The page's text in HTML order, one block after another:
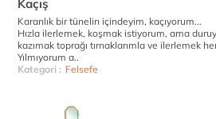
Kaçış
Karanlık bir tünelin içindeyim, kaçıyorum...
Hızla ilerlemek, koşmak istiyorum, ama
kazımak toprağı tırnaklarımla ve ilerlemek
Yılmıyorum a..
Kategori : Felsefe